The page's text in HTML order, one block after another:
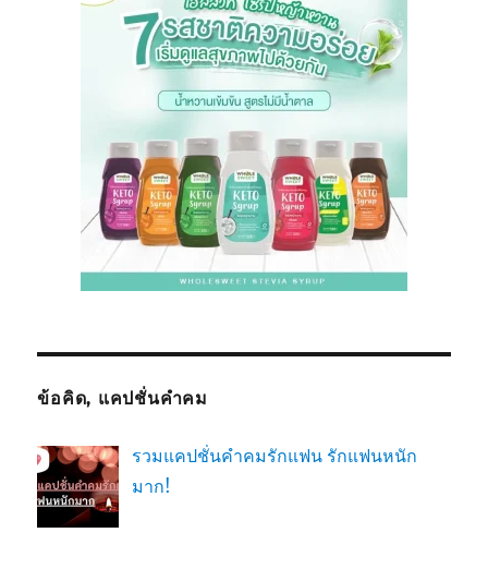
ข้อคิด, แคปชั่นคำคม
รวมแคปชั่นคำคมรักแฟน รักแฟนหนัก
มาก!